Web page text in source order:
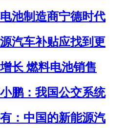
池制造商宁德时代
汽车补贴应找到更
长 燃料电池销售
鹏：我国公交系统
：中国的新能源汽